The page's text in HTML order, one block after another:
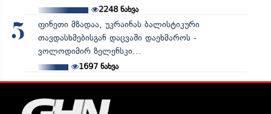
2248ნახვა
5
ფინეთი მზადაა, უკრაინას ბალისტიკური
თავდასხმებისგან დაცვაში დაეხმაროს -
ვოლოდიმირ ზელენსკი...
1697ნახვა